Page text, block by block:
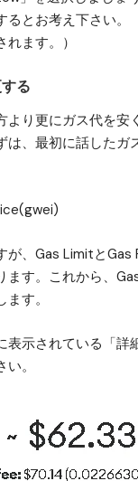
るとお考え下さい。
ます。）
る
より更にガス代を安
は、最初に話したガ
が、Gas LimitとGas
ます。これから、
す。
表示されている「
。